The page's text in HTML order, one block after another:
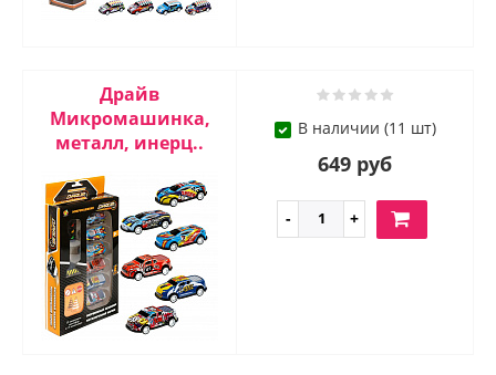
Драйв
Микромашинка,
металл, инерц..
В наличии (11 шт)
649 руб